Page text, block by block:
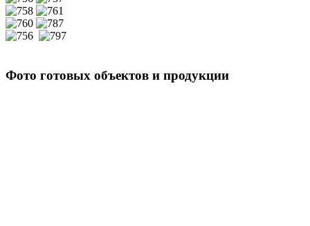
Фото готовых объектов и продукции